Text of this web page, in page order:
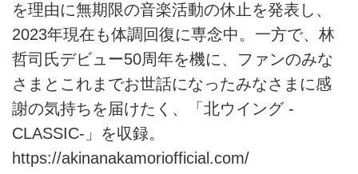
を理由に無期限の音楽活動の休止を発表し、
2023年現在も体調回復に専念中。一方で、林
哲司氏デビュー50周年を機に、ファンのみな
さまとこれまでお世話になったみなさまに感
謝の気持ちを届けたく、「北ウイング -
CLASSIC-」を収録。
https://akinanakamoriofficial.com/